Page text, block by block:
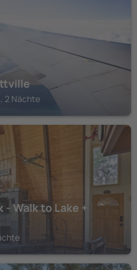
2 Nächte
Walk to Lake +